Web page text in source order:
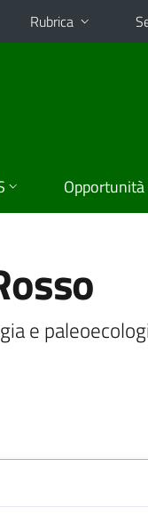
Rubrica
Opportunità
e